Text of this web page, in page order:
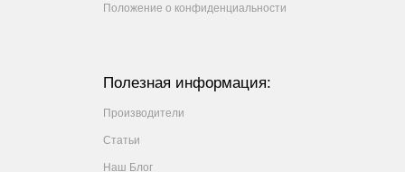
Положение о конфиденциальности
Полезная информация:
Производители
Статьи
Наш Блог